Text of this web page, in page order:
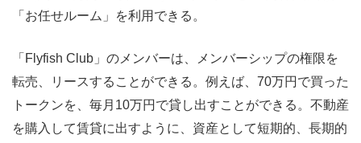
「お任せルーム」を利用できる。
「Flyfish Club」のメンバーは、メンバーシップの権限を
転売、リースすることができる。例えば、70万円で買った
トークンを、毎月10万円で貸し出すことができる。不動産
を購入して賃貸に出すように、資産として短期的、長期的